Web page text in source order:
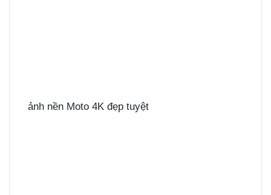
ảnh nền Moto 4K đẹp tuyệt